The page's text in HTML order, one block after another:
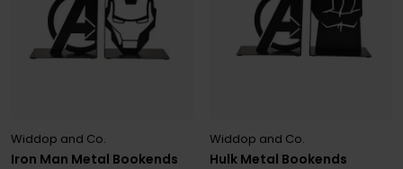
Iron Man Metal Bookends
Widdop and Co.
Hulk Metal Bookends
Widdop and Co.